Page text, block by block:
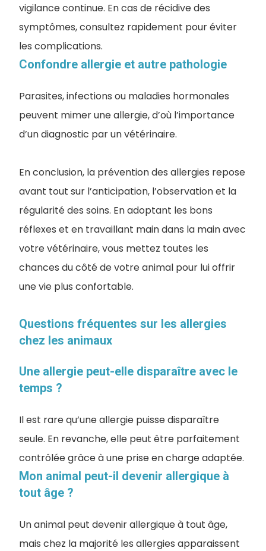
vigilance continue. En cas de récidive des
symptômes, consultez rapidement pour éviter
les complications.
Confondre allergie et autre pathologie
Parasites, infections ou maladies hormonales
peuvent mimer une allergie, d’où l’importance
d’un diagnostic par un vétérinaire.
En conclusion, la prévention des allergies repose
avant tout sur l’anticipation, l’observation et la
régularité des soins. En adoptant les bons
réflexes et en travaillant main dans la main avec
votre vétérinaire, vous mettez toutes les
chances du côté de votre animal pour lui offrir
une vie plus confortable.
Questions fréquentes sur les allergies
chez les animaux
Une allergie peut-elle disparaître avec le
temps ?
Il est rare qu’une allergie puisse disparaître
seule. En revanche, elle peut être parfaitement
contrôlée grâce à une prise en charge adaptée.
Mon animal peut-il devenir allergique à
tout âge ?
Un animal peut devenir allergique à tout âge,
mais chez la majorité les allergies apparaissent